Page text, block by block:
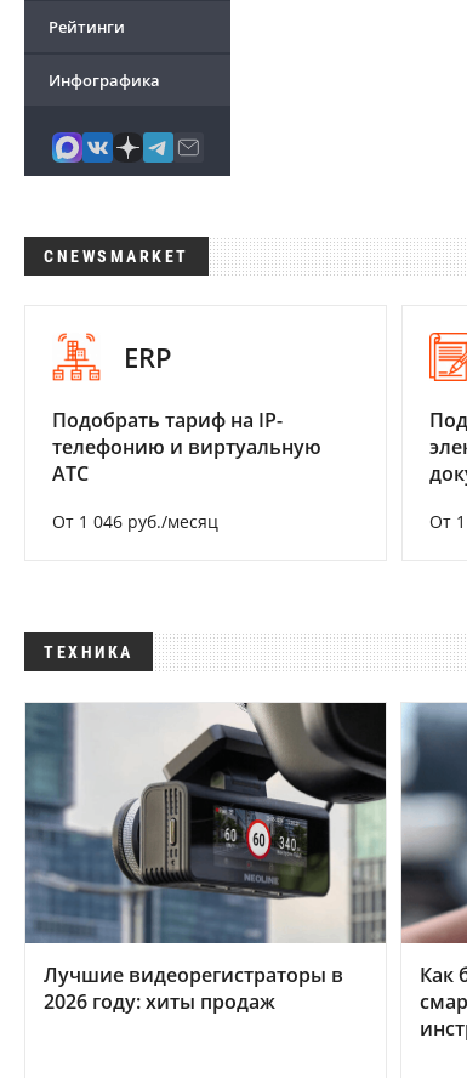
Рейтинги
Инфографика
CNEWSMARKET
ERP
Подобрать тариф на IP-
телефонию и виртуальную
АТС
От 1 046 руб./месяц От
ТЕХНИКА
Лучшие видеорегистраторы в
2026 году: хиты продаж
Как